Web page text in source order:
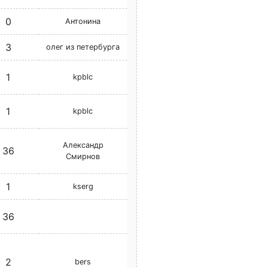
0 Антонина
3 олег из петербурга
1 kpblc
1 kpblc
36
Александр
Смирнов
1 kserg
36
2 bers